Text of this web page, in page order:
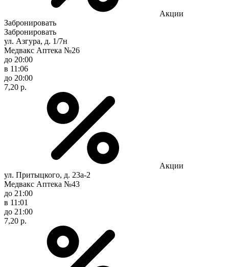
Акции
Забронировать
Забронировать
ул. Азгура, д. 1/7н
Медвакс Аптека №26
до 20:00
в 11:06
до 20:00
7,20 р.
Акции
ул. Притыцкого, д. 23а-2
Медвакс Аптека №43
до 21:00
в 11:01
до 21:00
7,20 р.